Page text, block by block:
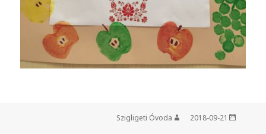
Közzétéve
2018-09-21
Szerző
Szigligeti Óvoda